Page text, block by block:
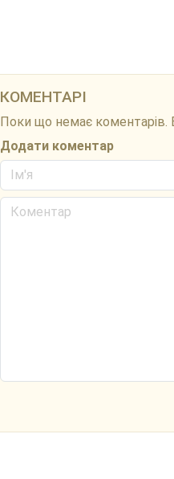
КОМЕНТАРІ
Поки що немає
Додати коментар